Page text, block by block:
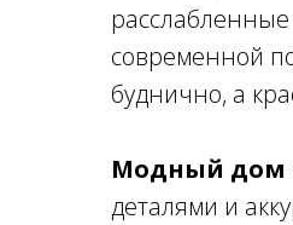
современной
буднично, а
Модный дом
деталями и